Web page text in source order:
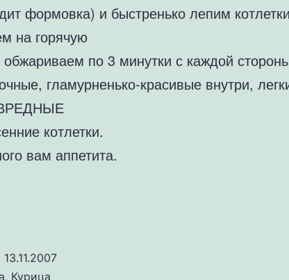
формовка) и быстренько лепим
на горячую
обжариваем по 3 минутки с каждой
гламурненько-красивые внутри,
котлетки.
вам аппетита.
13.11.2007
, Курица